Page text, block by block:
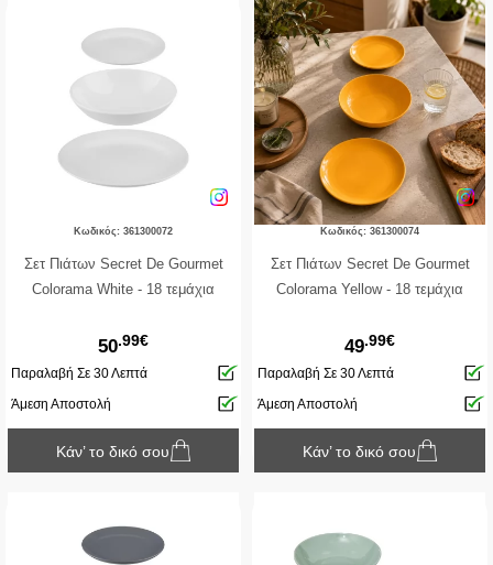
Κωδικός: 361300072
Σετ Πιάτων Secret De Gourmet
Colorama White - 18 τεμάχια
50.99€
Παραλαβή Σε 30 Λεπτά
Άμεση Αποστολή
Κάν’ το δικό σου
Κωδικός: 361300074
Σετ Πιάτων Secret De Gourmet
Colorama Yellow - 18 τεμάχια
49.99€
Παραλαβή Σε 30 Λεπτά
Άμεση Αποστολή
Κάν’ το δικό σου